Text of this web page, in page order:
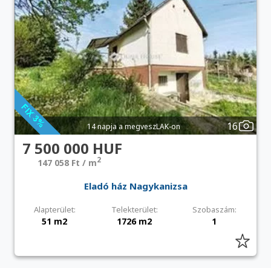
14 napja a megveszLAK-on 16
7 500 000 HUF
147 058 Ft / m2
Eladó ház Nagykanizsa
Alapterület: Telekterület: Szobaszám:
51 m2 1726 m2 1